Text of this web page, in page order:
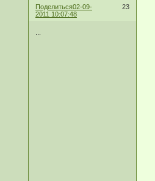
Поделиться 23
02-09-
2011 10:07:48